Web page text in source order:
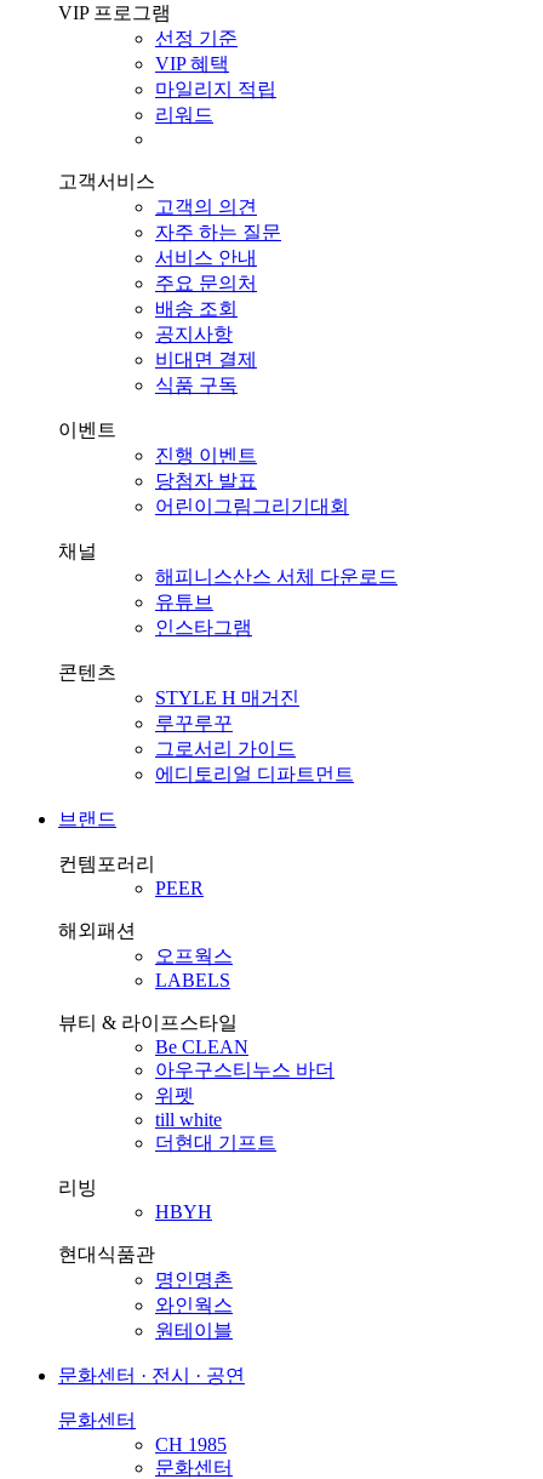
VIP 프로그램
선정 기준
VIP 혜택
마일리지 적립
리워드
고객서비스
고객의 의견
자주 하는 질문
서비스 안내
주요 문의처
배송 조회
공지사항
비대면 결제
식품 구독
이벤트
진행 이벤트
당첨자 발표
어린이그림그리기대회
채널
해피니스산스 서체 다운로드
유튜브
인스타그램
콘텐츠
STYLE H 매거진
루꾸루꾸
그로서리 가이드
에디토리얼 디파트먼트
브랜드
컨템포러리
PEER
해외패션
오프웍스
LABELS
뷰티 & 라이프스타일
Be CLEAN
아우구스티누스 바더
위펫
till white
더현대 기프트
리빙
HBYH
현대식품관
명인명촌
와인웍스
원테이블
문화센터 · 전시 · 공연
문화센터
CH 1985
문화센터